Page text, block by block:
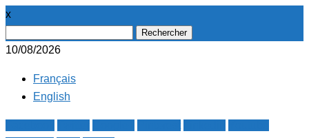
x
10/08/2026
Français
English